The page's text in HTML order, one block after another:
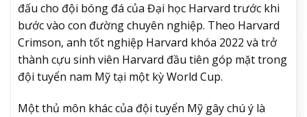
đấu cho đội bóng đá của Đại học Harvard trước khi
bước vào con đường chuyên nghiệp. Theo Harvard
Crimson, anh tốt nghiệp Harvard khóa 2022 và trở
thành cựu sinh viên Harvard đầu tiên góp mặt trong
đội tuyển nam Mỹ tại một kỳ World Cup.
Một thủ môn khác của đội tuyển Mỹ gây chú ý là